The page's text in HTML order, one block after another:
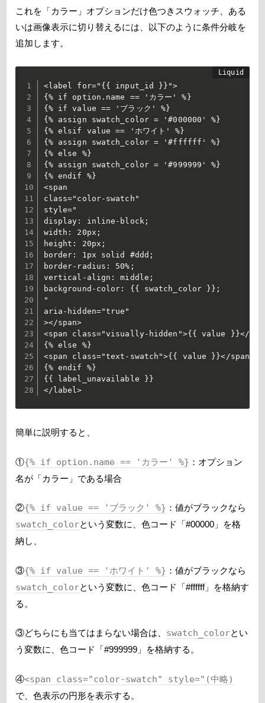
これを「カラー」オプションだけ色つきスウォッチ、ある
いは画像表示に切り替えるには、以下のように条件分岐を
追加します。
<label for="{{ input_id }}">
{% if option.name == 'カラー' %}
{% if value == 'ブラック' %}
{% assign swatch_color = '#000000' %}
{% elsif value == 'ホワイト' %}
{% assign swatch_color = '#ffffff' %}
{% else %}
{% assign swatch_color = '#999999' %}
{% endif %}
<span
class="color-swatch"
style="
display: inline-block;
width: 20px;
height: 20px;
border: 1px solid #ddd;
border-radius: 50%;
vertical-align: middle;
background-color: {{ swatch_color }};
"
aria-hidden="true"
></span>
<span class="visually-hidden">{{ value }}</
{% else %}
<span class="text-swatch">{{ value }}</span>
{% endif %}
{{ label_unavailable }}
</label>
簡単に説明すると、
①{% if option.name == 'カラー' %} ：オプション
名が「カラー」である場合
②{% if value == 'ブラック' %} ：値がブラックなら
swatch_colorという変数に、色コード「#00000」を格
納し、
③{% if value == 'ホワイト' %} ：値がブラックなら
swatch_colorという変数に、色コード「#ffffff」を格納す
る。
③どちらにも当てはまらない場合は、 swatch_colorとい
う変数に、色コード「#999999」を格納する。
④<span class="color-swatch" style="(中略)
で、色表示の円形を表示する。